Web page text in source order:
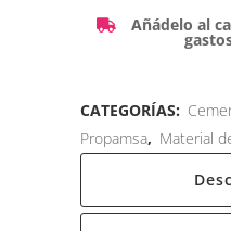
Añádelo al
CATEGORÍAS:
Propamsa, Material